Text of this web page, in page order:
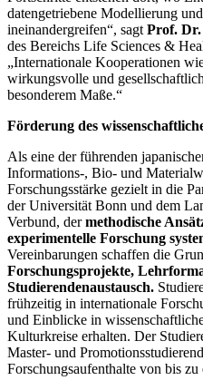
datengetriebene Modellierung
ineinandergreifen“, sagt Prof.
des Bereichs Life Sciences &
„Internationale Kooperationen
wirkungsvolle und
besonderem Maße.“
Förderung des
Als eine der führenden
Informations-, Bio- und
Forschungsstärke gezielt in die
der Universität Bonn und dem
Verbund, dermethodische
experimentelle Forschung
Vereinbarungen schaffen die
Forschungsprojekte,
Studierendenaustausch.
frühzeitig in internationale
und Einblicke in
Kulturkreise erhalten. Der
Master- und
Forschungsaufenthalte von bis zu